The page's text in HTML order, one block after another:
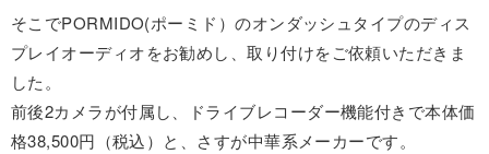
そこでPORMIDO(ポーミド）のオンダッシュタイプのディス
プレイオーディオをお勧めし、取り付けをご依頼いただきま
した。
前後2カメラが付属し、ドライブレコーダー機能付きで本体価
格38,500円（税込）と、さすが中華系メーカーです。